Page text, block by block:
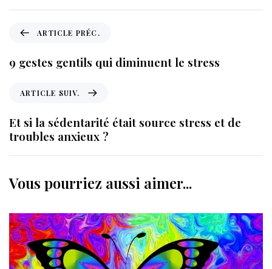
t
i
p
r
é
.
ARTICLE PRÉC.
9 gestes gentils qui diminuent le stress
t
i
c
l
s
i
v
.
ARTICLE SUIV.
Et si la sédentarité était source stress et de
troubles anxieux ?
Vous pourriez aussi aimer...